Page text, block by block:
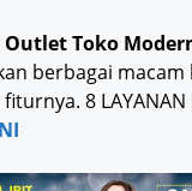
Outlet Toko
berbagai
8